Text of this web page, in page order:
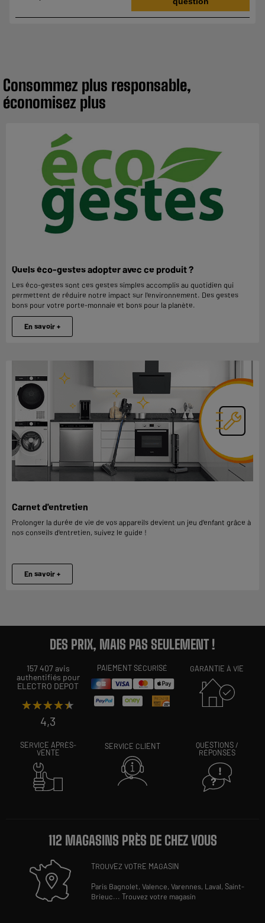
Consommez plus responsable,
économisez plus
Quels éco-gestes adopter avec ce produit ?
Les éco-gestes sont ces gestes simples accomplis au quotidien qui
permettent de réduire notre impact sur l'environnement. Des gestes
bons pour votre porte-monnaie et bons pour la planète.
En savoir +
Carnet d'entretien
Prolonger la durée de vie de vos appareils devient un jeu d’enfant grâce à
nos conseils d’entretien, suivez le guide !
En savoir +
DES PRIX, MAIS PAS SEULEMENT !
157 407 avis
authentifiés pour
ELECTRO DEPOT
★★★★★
★★★★★
4,3
PAIEMENT SÉCURISÉ GARANTIE À VIE
SERVICE APRÈS-
VENTE
SERVICE CLIENT
QUESTIONS /
RÉPONSES
112 MAGASINS PRÈS DE CHEZ VOUS
TROUVEZ VOTRE MAGASIN
Paris Bagnolet,Valence,Varennes, Laval,Saint-
Brieuc...Trouvez votre magasin